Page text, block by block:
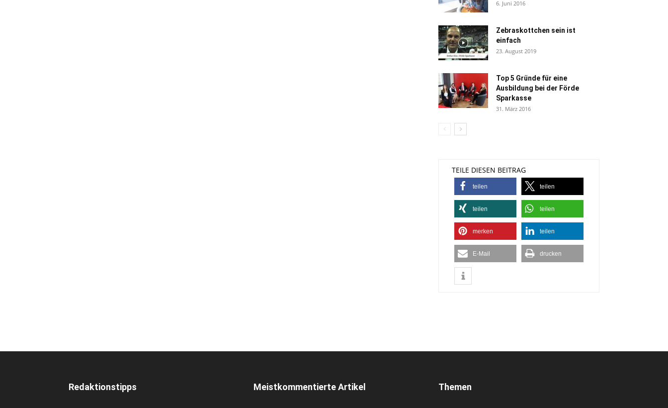
6. Juni 2016
Zebraskottchen sein ist
einfach
23. August 2019
Top 5 Gründe für eine
Ausbildung bei der Förde
Sparkasse
31. März 2016
TEILE DIESEN BEITRAG
teilen teilen
teilen teilen
merken teilen
E-Mail drucken
Redaktionstipps Meistkommentierte Artikel Themen